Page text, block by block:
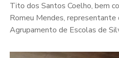
Tito dos Santos Coelho, bem
Romeu Mendes, representante
Agrupamento de Escolas de